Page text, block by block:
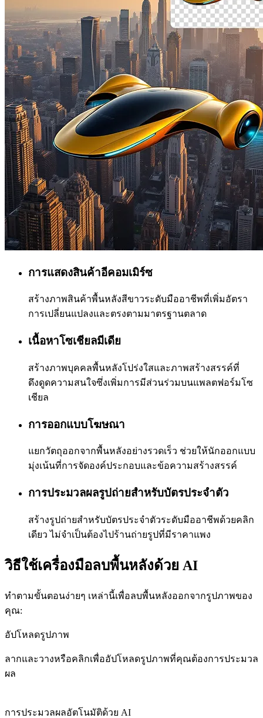
การแสดงสินค้าอีคอมเมิร์ซ
สร้างภาพสินค้าพื้นหลังสีขาวระดับมืออาชีพที่เพิ่มอัตรา
การเปลี่ยนแปลงและตรงตามมาตรฐานตลาด
เนื้อหาโซเชียลมีเดีย
สร้างภาพบุคคลพื้นหลังโปร่งใสและภาพสร้างสรรค์ที่
ดึงดูดความสนใจซึ่งเพิ่มการมีส่วนร่วมบนแพลตฟอร์มโซ
เชียล
การออกแบบโฆษณา
แยกวัตถุออกจากพื้นหลังอย่างรวดเร็ว ช่วยให้นักออกแบบ
มุ่งเน้นที่การจัดองค์ประกอบและข้อความสร้างสรรค์
การประมวลผลรูปถ่ายสำหรับบัตรประจำตัว
สร้างรูปถ่ายสำหรับบัตรประจำตัวระดับมืออาชีพด้วยคลิก
เดียว ไม่จำเป็นต้องไปร้านถ่ายรูปที่มีราคาแพง
วิธีใช้เครื่องมือลบพื้นหลังด้วย AI
ทำตามขั้นตอนง่ายๆ เหล่านี้เพื่อลบพื้นหลังออกจากรูปภาพของ
คุณ:
อัปโหลดรูปภาพ
ลากและวางหรือคลิกเพื่ออัปโหลดรูปภาพที่คุณต้องการประมวล
ผล
การประมวลผลอัตโนมัติด้วย AI